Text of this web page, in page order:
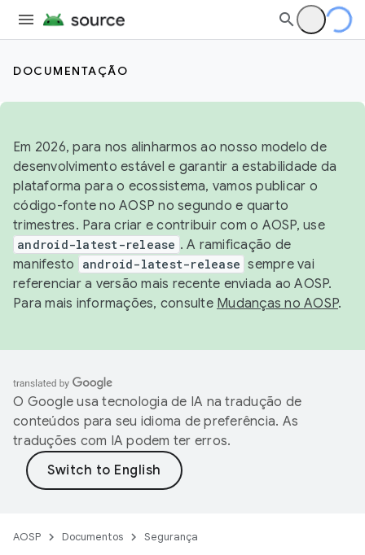
DOCUMENTAÇÃO
Em 2026, para nos alinharmos ao nosso modelo de
desenvolvimento estável e garantir a estabilidade da
plataforma para o ecossistema, vamos publicar o
código-fonte no AOSP no segundo e quarto
trimestres. Para criar e contribuir com o AOSP, use
android-latest-release . A ramificação de
manifesto
android-latest-release sempre vai
referenciar a versão mais recente enviada ao AOSP.
Para mais informações, consulte Mudanças no AOSP.
O Google usa tecnologia de IA na tradução de
conteúdos para seu idioma de preferência. As
traduções com IA podem ter erros.
AOSP Documentos Segurança